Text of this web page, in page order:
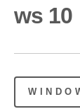
ws 10